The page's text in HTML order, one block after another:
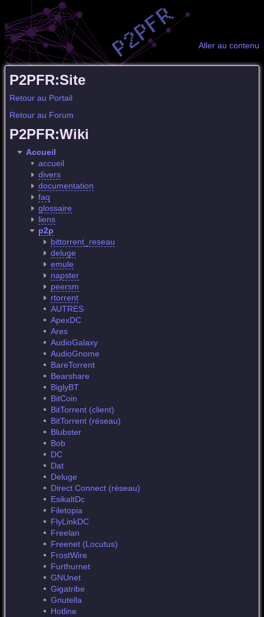
Aller au contenu
P2PFR:Site
Retour au Portail
Retour au Forum
P2PFR:Wiki
Accueil
accueil
divers
documentation
faq
glossaire
liens
p2p
bittorrent_reseau
deluge
emule
napster
peersm
rtorrent
AUTRES
ApexDC
Ares
AudioGalaxy
AudioGnome
BareTorrent
Bearshare
BiglyBT
BitCoin
BitTorrent (client)
BitTorrent (réseau)
Blubster
Bob
DC
Dat
Deluge
Direct Connect (réseau)
EsikaltDc
Filetopia
FlyLinkDC
Freelan
Freenet (Locutus)
FrostWire
Furthurnet
GNUnet
Gigatribe
Gnutella
Hotline